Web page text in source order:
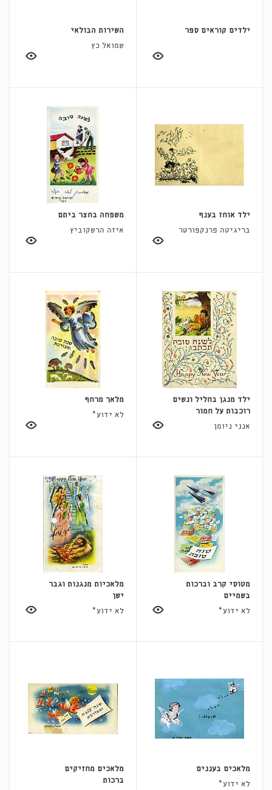
ילדים קוראים ספר
השירות הבולאי
שמואל כץ
ילד אוחז בענף
בריגיטה פרנקפורטר
משפחה בחצר ביתם
איזה הרשקוביץ
ילד מנגן בחליל ונשים
רוכבות על חמור
אנני ניומן
מלאך מרחף
לא ידוע*
מטוסי קרב וברכות
בשמיים
לא ידוע*
מלאכיות מנגנות וגבר
ישן
לא ידוע*
מלאכים בעננים
לא ידוע*
מלאכים מחזיקים
ברכות